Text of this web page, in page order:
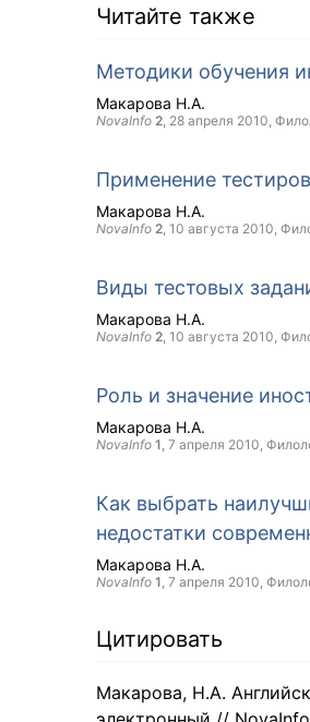
Читайте также
Методики обучения
Макарова Н.А.
NovaInfo 2, 28 апреля 2010,
Применение
Макарова Н.А.
NovaInfo 2, 10 августа 2010,
Виды тестовых
Макарова Н.А.
NovaInfo 2, 10 августа 2010,
Роль и значение
Макарова Н.А.
NovaInfo 1, 7 апреля 2010,
Как выбрать
недостатки
Макарова Н.А.
NovaInfo 1, 7 апреля 2010,
Цитировать
Макарова, Н.А.